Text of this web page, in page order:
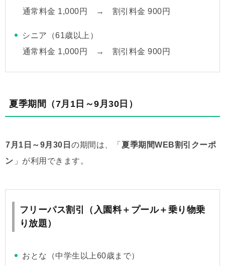
通常料金 1,000円 → 割引料金 900円
シニア（61歳以上）
通常料金 1,000円 → 割引料金 900円
夏季期間（7月1日～9月30日 ）
7月1日～9月30日 の期間は、「 夏季期間WEB割引クーポ
ン 」が利用できます。
フリーパス割引（入園料＋プール＋乗り物乗
り放題）
おとな（中学生以上60歳まで）